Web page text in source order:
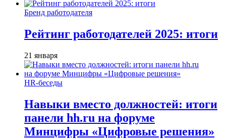
Бренд работодателя
Рейтинг работодателей 2025: итоги
21 января
HR-беседы
Навыки вместо должностей: итоги
панели hh.ru на форуме
Минцифры «Цифровые решения»